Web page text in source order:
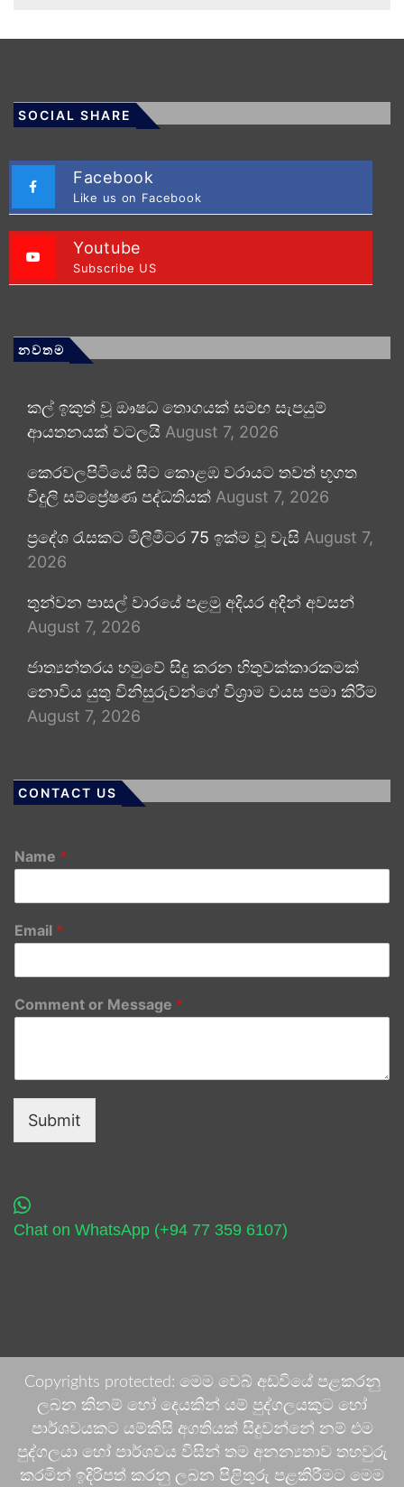
SOCIAL SHARE
Facebook
Like us on Facebook
Youtube
Subscribe US
නවතම
කල් ඉකුත් වූ ඖෂධ තොගයක් සමඟ සැපයුම්
ආයතනයක් වටලයි August 7, 2026
කෙරවලපිටියේ සිට කොළඹ වරායට තවත් භූගත
විදුලි සම්ප්‍රේෂණ පද්ධතියක් August 7, 2026
ප්‍රදේශ රැසකට මිලිමීටර 75 ඉක්ම වූ වැසි August 7,
2026
තුන්වන පාසල් වාරයේ පළමු අදියර අදින් අවසන්
August 7, 2026
ජාත්‍යන්තරය හමුවේ සිදු කරන හිතුවක්කාරකමක්
නොවිය යුතු විනිසුරුවන්ගේ විශ්‍රාම වයස පමා කිරීම
August 7, 2026
CONTACT US
Name *
Email *
Comment or Message *
Submit
Chat on WhatsApp (+94 77 359 6107)
Copyrights protected: මෙම වෙබ් අඩවියේ පළකරනු
ලබන කිනම් හෝ දෙයකින් යම් පුද්ගලයකුට හෝ
පාර්ශවයකට යම්කිසි අගතියක් සිදුවන්නේ නම් එම
පුද්ගලයා හෝ පාර්ශවය විසින් තම අනන්‍යතාව තහවුරු
කරමින් ඉදිරිපත් කරනු ලබන පිළිතුරු පළකිරීමට මෙම